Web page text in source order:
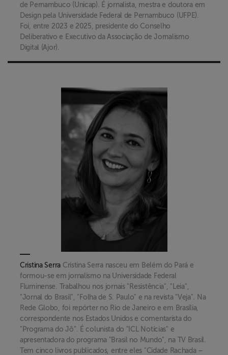
de Pernambuco (Unicap). É jornalista, mestra e doutora em
Design pela Universidade Federal de Pernambuco (UFPE).
Foi, entre 2023 e 2025, presidente do Conselho
Deliberativo e Executivo da Associação de Jornalismo
Digital (Ajor).
Cristina Serra Cristina Serra nasceu em Belém do Pará e
formou-se em jornalismo na Universidade Federal
Fluminense. Trabalhou nos jornais "Resistência", "Leia",
"Jornal do Brasil", "Folha de S. Paulo" e na revista "Veja". Na
Rede Globo, foi repórter no Rio de Janeiro e em Brasília,
correspondente nos Estados Unidos e comentarista do
"Programa do Jô". É colunista do "ICL Notícias" e
apresentadora do programa "Brasil no Mundo", na TV Brasil.
Tem cinco livros publicados, entre eles "Cidade Rachada –